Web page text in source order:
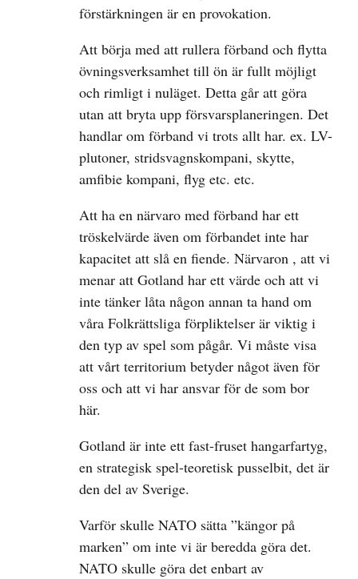
förstärkningen är en provokation.
Att börja med att rullera förband och flytta
övningsverksamhet till ön är fullt möjligt
och rimligt i nuläget. Detta går att göra
utan att bryta upp försvarsplaneringen. Det
handlar om förband vi trots allt har. ex. LV-
plutoner, stridsvagnskompani, skytte,
amfibie kompani, flyg etc. etc.
Att ha en närvaro med förband har ett
tröskelvärde även om förbandet inte har
kapacitet att slå en fiende. Närvaron , att vi
menar att Gotland har ett värde och att vi
inte tänker låta någon annan ta hand om
våra Folkrättsliga förpliktelser är viktig i
den typ av spel som pågår. Vi måste visa
att vårt territorium betyder något även för
oss och att vi har ansvar för de som bor
här.
Gotland är inte ett fast-fruset hangarfartyg,
en strategisk spel-teoretisk pusselbit, det är
den del av Sverige.
Varför skulle NATO sätta ”kängor på
marken” om inte vi är beredda göra det.
NATO skulle göra det enbart av